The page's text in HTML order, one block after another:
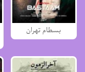
بسطام تهران